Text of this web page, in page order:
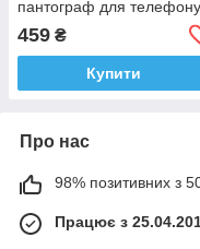
пантограф для телефону
459 ₴
Купити
Про нас
98% позитивних з
Працює з